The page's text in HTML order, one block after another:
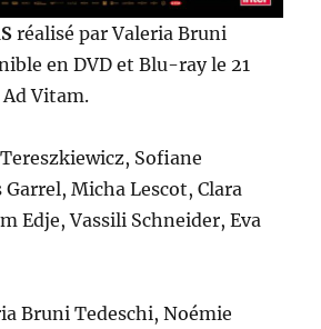
réalisé par Valeria Bruni
en DVD et Blu-ray le 21
Vitam.
Sofiane
Micha Lescot, Clara
Edje, Vassili Schneider, Eva
Bruni Tedeschi, Noémie